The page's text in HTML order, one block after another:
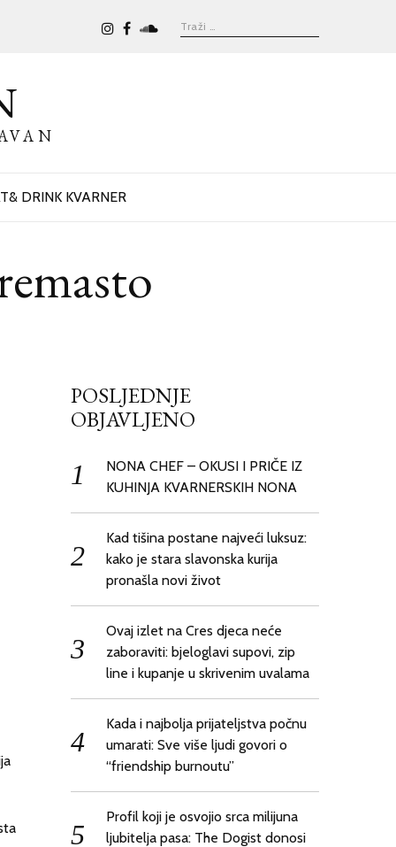
DRINK KVARNER
POSLJEDNJE
OBJAVLJENO
NONA CHEF – OKUSI I PRIČE IZ
KUHINJA KVARNERSKIH NONA
Kad tišina postane najveći luksuz:
kako je stara slavonska kurija
pronašla novi život
Ovaj izlet na Cres djeca neće
zaboraviti: bjeloglavi supovi, zip
line i kupanje u skrivenim uvalama
Kada i najbolja prijateljstva počnu
umarati: Sve više ljudi govori o
“friendship burnoutu”
Profil koji je osvojio srca milijuna
ljubitelja pasa: The Dogist donosi